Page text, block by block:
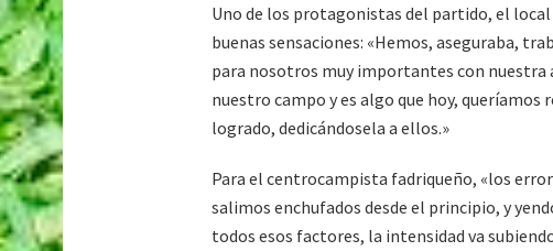
Uno de los protagonistas del partido, el
buenas sensaciones: «Hemos, aseguraba,
para nosotros muy importantes con nuestra
nuestro campo y es algo que hoy,
logrado, dedicándosela a ellos.»
Para el centrocampista fadriqueño, «los
salimos enchufados desde el principio, y
todos esos factores, la intensidad va